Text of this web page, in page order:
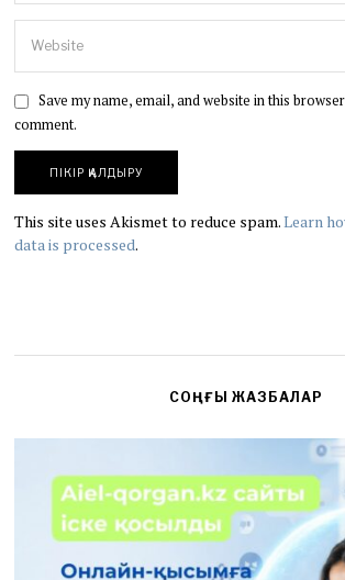
Save my name, email, and website in this
comment.
This site uses Akismet to reduce spam.Learn
data is processed.
СОҢҒЫ ЖАЗБАЛАР